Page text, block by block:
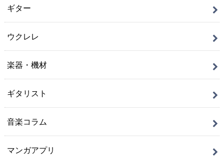
ギター
ウクレレ
楽器・機材
ギタリスト
音楽コラム
マンガアプリ